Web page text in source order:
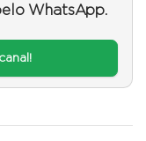
WhatsApp.